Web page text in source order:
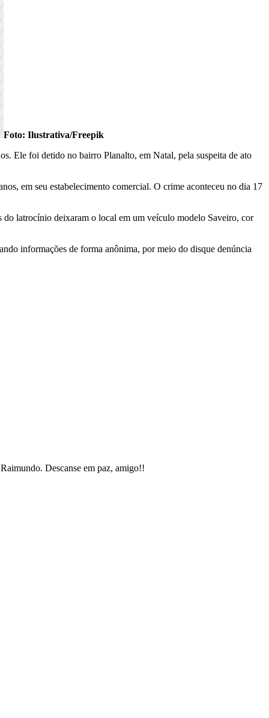
Foto: Ilustrativa/Freepik
Ele foi detido no bairro Planalto, em Natal, pela suspeita de ato
em seu estabelecimento comercial. O crime aconteceu no dia 17
do latrocínio deixaram o local em um veículo modelo Saveiro, cor
informações de forma anônima, por meio do disque denúncia
Descanse em paz, amigo!!